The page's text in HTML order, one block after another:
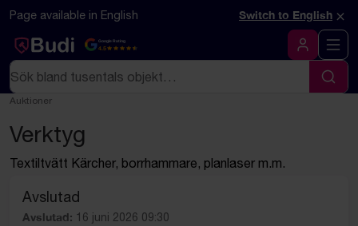
Hoppa till innehåll
Textbaserad (markdown) version av denna sida
Page available in English Switch to English ×
Google Rating
4.5
Logga in
Sök
Sök
Auktioner
Verktyg
Textiltvätt Kärcher, borrhammare, planlaser m.m.
Avslutad
Avslutad: 16 juni 2026 09:30